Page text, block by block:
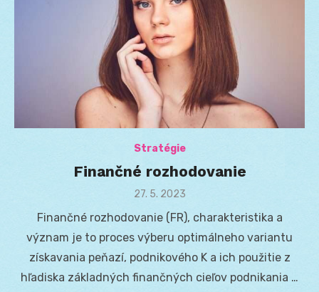
Stratégie
Finančné rozhodovanie
Posted
27. 5. 2023
Finančné rozhodovanie (FR), charakteristika a
význam je to proces výberu optimálneho variantu
získavania peňazí, podnikového K a ich použitie z
hľadiska základných finančných cieľov podnikania …